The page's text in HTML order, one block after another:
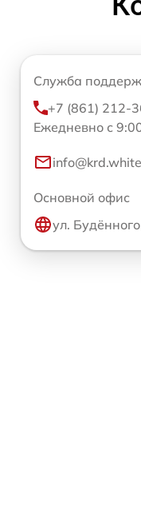
Служба
+7 (861) 212-
Ежедневно с
Основной офис
ул.